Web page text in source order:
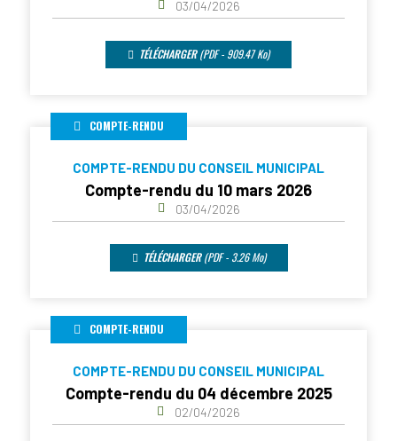
03/04/2026
TÉLÉCHARGER(PDF - 909.47 Ko)
COMPTE-RENDU
COMPTE-RENDU DU CONSEIL MUNICIPAL
Compte-rendu du 10 mars 2026
03/04/2026
TÉLÉCHARGER(PDF - 3.26 Mo)
COMPTE-RENDU
COMPTE-RENDU DU CONSEIL MUNICIPAL
Compte-rendu du 04 décembre 2025
02/04/2026